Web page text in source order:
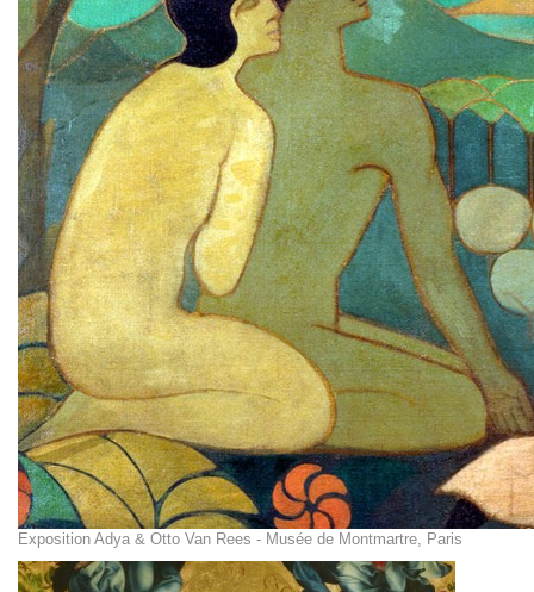
Exposition Adya & Otto Van Rees - Musée de Montmartre, Paris